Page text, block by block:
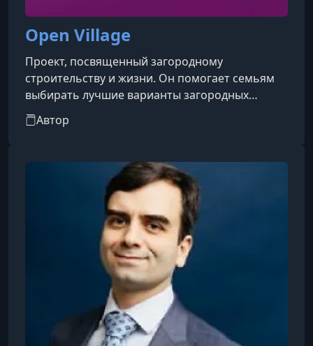
Open Village
Проект, посвященный загородному
строительству и жизни. Он помогает семьям
выбирать лучшие варианты загородных
домов, а бизнесу демонстрировать свои
возможности в малоэтажном строительстве.
Автор